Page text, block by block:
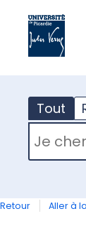
Tout
Retour Aller à